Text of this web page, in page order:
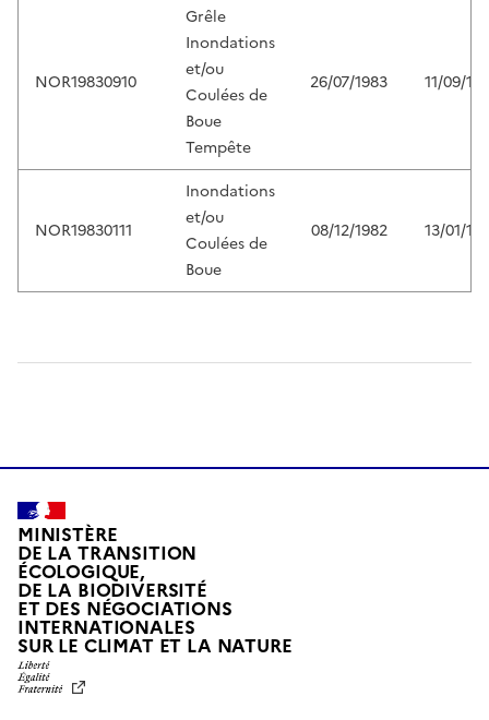
NOR19830910
Grêle
Inondations
et/ou
Coulées de
Boue
Tempête
26/07/1983 11/09/
NOR19830111
Inondations
et/ou
Coulées de
Boue
08/12/1982 13/01/
MINISTÈRE
DE LA TRANSITION
ÉCOLOGIQUE,
DE LA BIODIVERSITÉ
ET DES NÉGOCIATIONS
INTERNATIONALES
SUR LE CLIMAT ET LA NATUREL